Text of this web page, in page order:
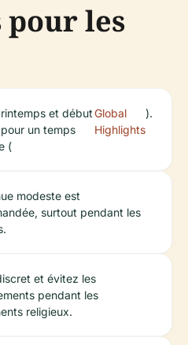
pour les
et début
un temps
(
Global
Highlights
).
modeste est
surtout pendant les
et évitez les
pendant les
religieux.